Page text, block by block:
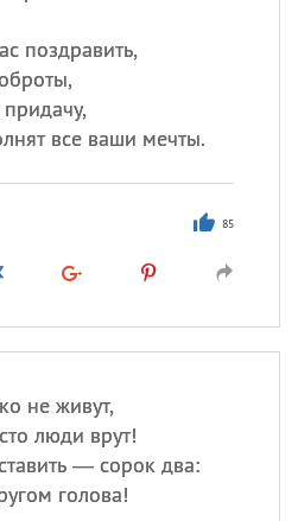
поздравить,
все ваши мечты.
85
не живут,
люди врут!
— сорок два:
голова!